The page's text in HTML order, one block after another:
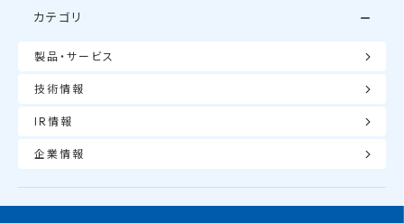
カテゴリ
製品・サービス
技術情報
IR情報
企業情報